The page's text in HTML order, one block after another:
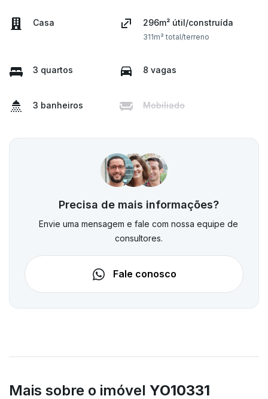
Casa 296m² útil/construída
311m² total/terreno
3 quartos 8 vagas
3 banheiros Mobiliado
Precisa de mais informações?
Envie uma mensagem e fale com nossa equipe de
consultores.
Fale conosco
Mais sobre o imóvel YO10331